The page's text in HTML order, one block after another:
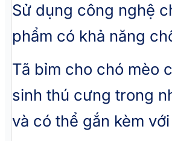
Sử dụng công nghệ
phẩm có khả năng
Tã bỉm cho chó mèo
sinh thú cưng trong
và có thể gắn kèm